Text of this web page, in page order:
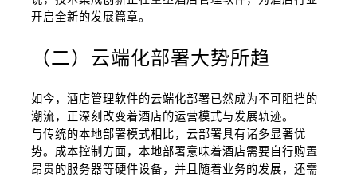
开启全新的发展篇章。
（二）云端化部署大势所趋
如今，酒店管理软件的云端化部署已然成为不可阻挡的
潮流，正深刻改变着酒店的运营模式与发展轨迹。
与传统的本地部署模式相比，云部署具有诸多显著优
势。成本控制方面，本地部署意味着酒店需要自行购置
昂贵的服务器等硬件设备，并且随着业务的发展，还需